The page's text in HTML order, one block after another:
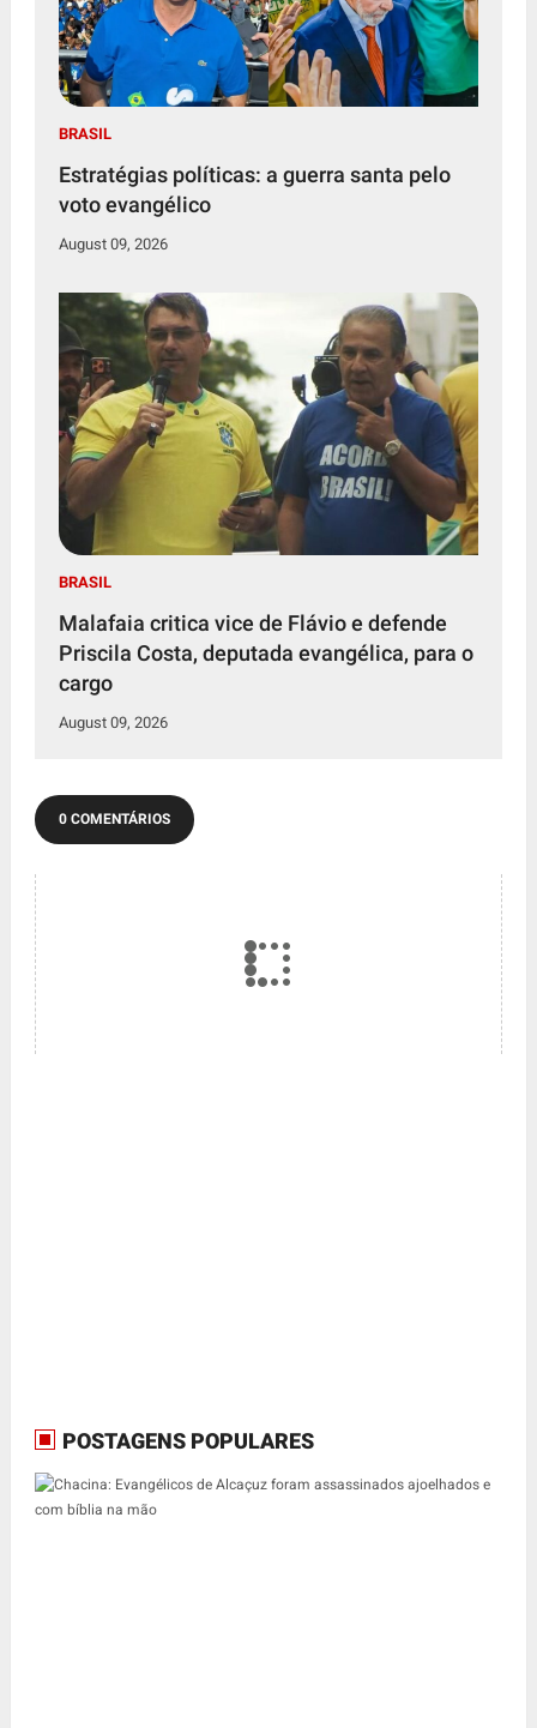
BRASIL
Estratégias políticas: a guerra santa pelo
voto evangélico
August 09, 2026
BRASIL
Malafaia critica vice de Flávio e defende
Priscila Costa, deputada evangélica, para o
cargo
August 09, 2026
0 COMENTÁRIOS
POSTAGENS POPULARES